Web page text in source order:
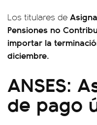
Los titulares de
Pensiones no
importar la
diciembre.
ANSES:
de pago